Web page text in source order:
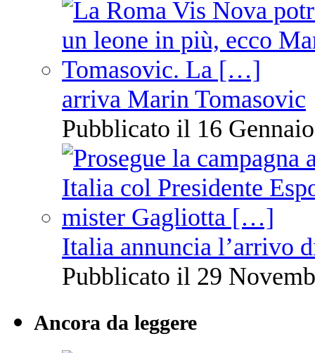
arriva Marin Tomasovic
Pubblicato il 16
Italia annuncia l’arrivo
Pubblicato il 29
Ancora da leggere